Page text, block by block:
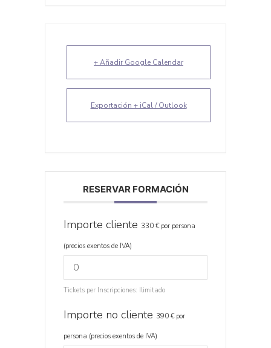
+ Añadir Google Calendar
Exportación + iCal / Outlook
RESERVAR FORMACIÓN
Importe cliente 330 € por persona
(precios exentos de IVA)
Tickets per Inscripciones: Ilimitado
Importe no cliente 390 € por
persona (precios exentos de IVA)